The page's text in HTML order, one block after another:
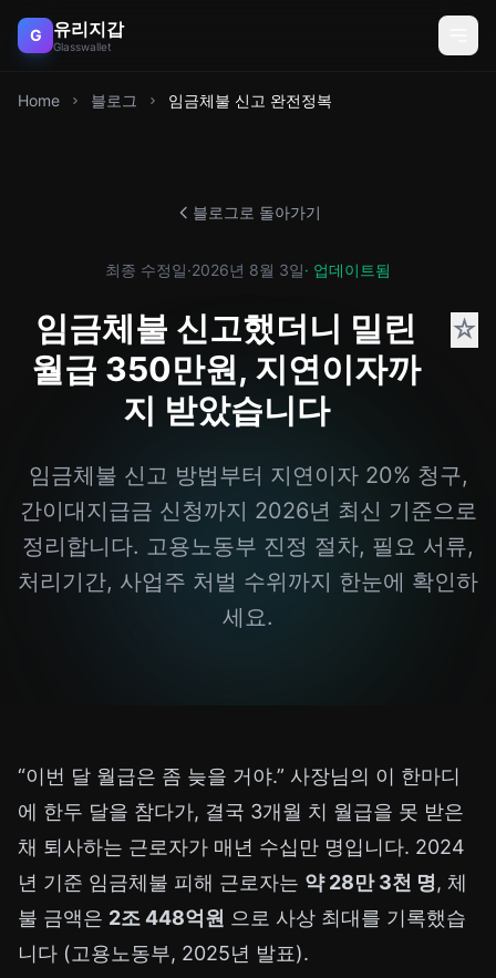
G 유리지갑
Glasswallet
Home 블로그 임금체불 신고 완전정복
블로그로 돌아가기
최종 수정일·2026년 8월 3일· 업데이트됨
임금체불 신고했더니 밀린
월급 350만원, 지연이자까
지 받았습니다
☆
임금체불 신고 방법부터 지연이자 20% 청구,
간이대지급금 신청까지 2026년 최신 기준으로
정리합니다. 고용노동부 진정 절차, 필요 서류,
처리기간, 사업주 처벌 수위까지 한눈에 확인하
세요.
“이번 달 월급은 좀 늦을 거야.” 사장님의 이 한마디
에 한두 달을 참다가, 결국 3개월 치 월급을 못 받은
채 퇴사하는 근로자가 매년 수십만 명입니다. 2024
년 기준 임금체불 피해 근로자는 약 28만 3천 명, 체
불 금액은 2조 448억원 으로 사상 최대를 기록했습
니다 (고용노동부, 2025년 발표).